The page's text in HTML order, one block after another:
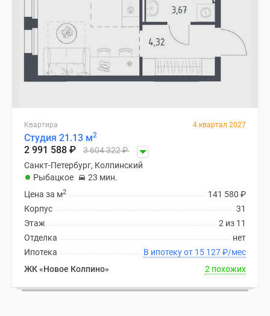
Квартира 4 квартал 2027
Студия 21.13 м2
2 991 588 ₽ 3 604 322₽
Санкт-Петербург, Колпинский
Рыбацкое
23 мин.
141 580 ₽
Цена за м2
31
Корпус
2 из 11
Этаж
нет
Отделка
В ипотеку от 15 127₽/мес
Ипотека
ЖК «Новое Колпино»
2 похожих